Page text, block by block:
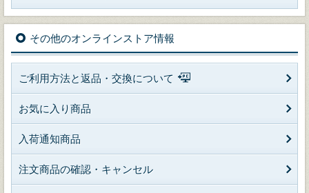
その他のオンラインストア情報
ご利用方法と返品・交換について
お気に入り商品
入荷通知商品
注文商品の確認・キャンセル